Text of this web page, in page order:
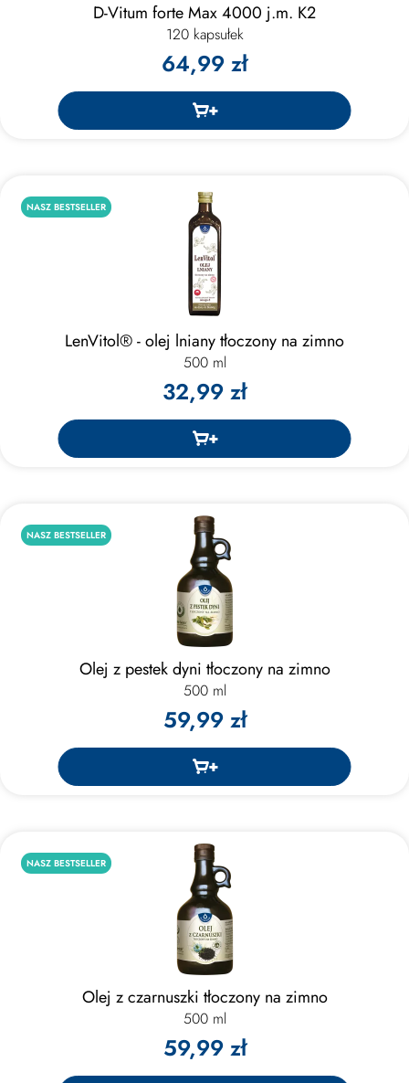
D-Vitum forte Max 4000 j.m. K2
120 kapsułek
64,99 zł
NASZ BESTSELLER
LenVitol® - olej lniany tłoczony na zimno
500 ml
32,99 zł
NASZ BESTSELLER
Olej z pestek dyni tłoczony na zimno
500 ml
59,99 zł
NASZ BESTSELLER
Olej z czarnuszki tłoczony na zimno
500 ml
59,99 zł